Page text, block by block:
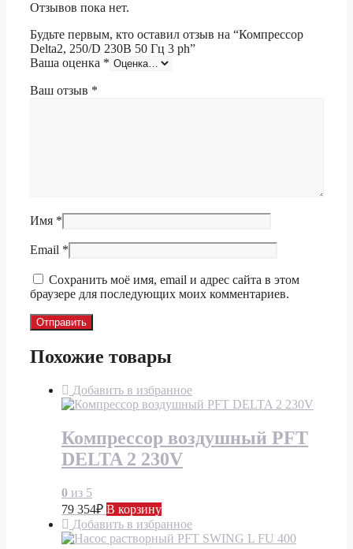
Отзывов пока нет.
Будьте первым, кто оставил отзыв на “Компрессор
Delta2, 250/D 230В 50 Гц 3 ph”
Ваша оценка *
Ваш отзыв *
Имя *
Email *
Сохранить моё имя, email и адрес сайта в этом
браузере для последующих моих комментариев.
Похожие товары
Добавить в избранное
Компрессор воздушный PFT
DELTA 2 230V
0 из 5
79 354₽ В корзину
Добавить в избранное